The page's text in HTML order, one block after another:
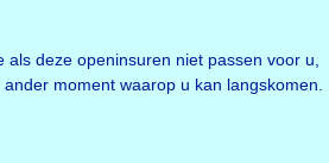
deze openinsuren niet passen voor u,
moment waarop u kan langskomen.